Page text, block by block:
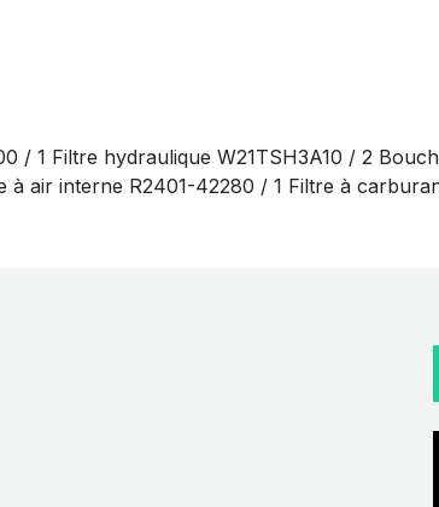
/ 1 Filtre hydraulique W21TSH3A10 / 2
à air interne R2401-42280 / 1 Filtre à